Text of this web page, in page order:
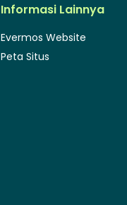
Informasi Lainnya
Evermos Website
Peta Situs